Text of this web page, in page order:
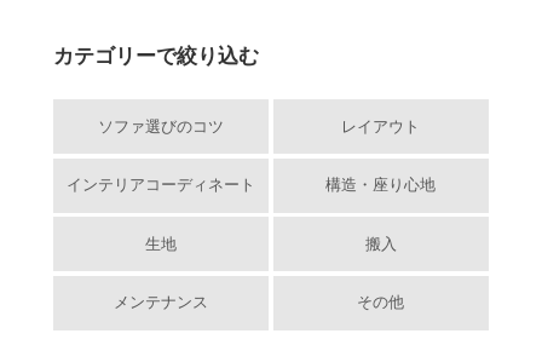
カテゴリーで絞り込む
ソファ選びのコツ レイアウト
インテリアコーディネート 構造・座り心地
生地 搬入
メンテナンス その他